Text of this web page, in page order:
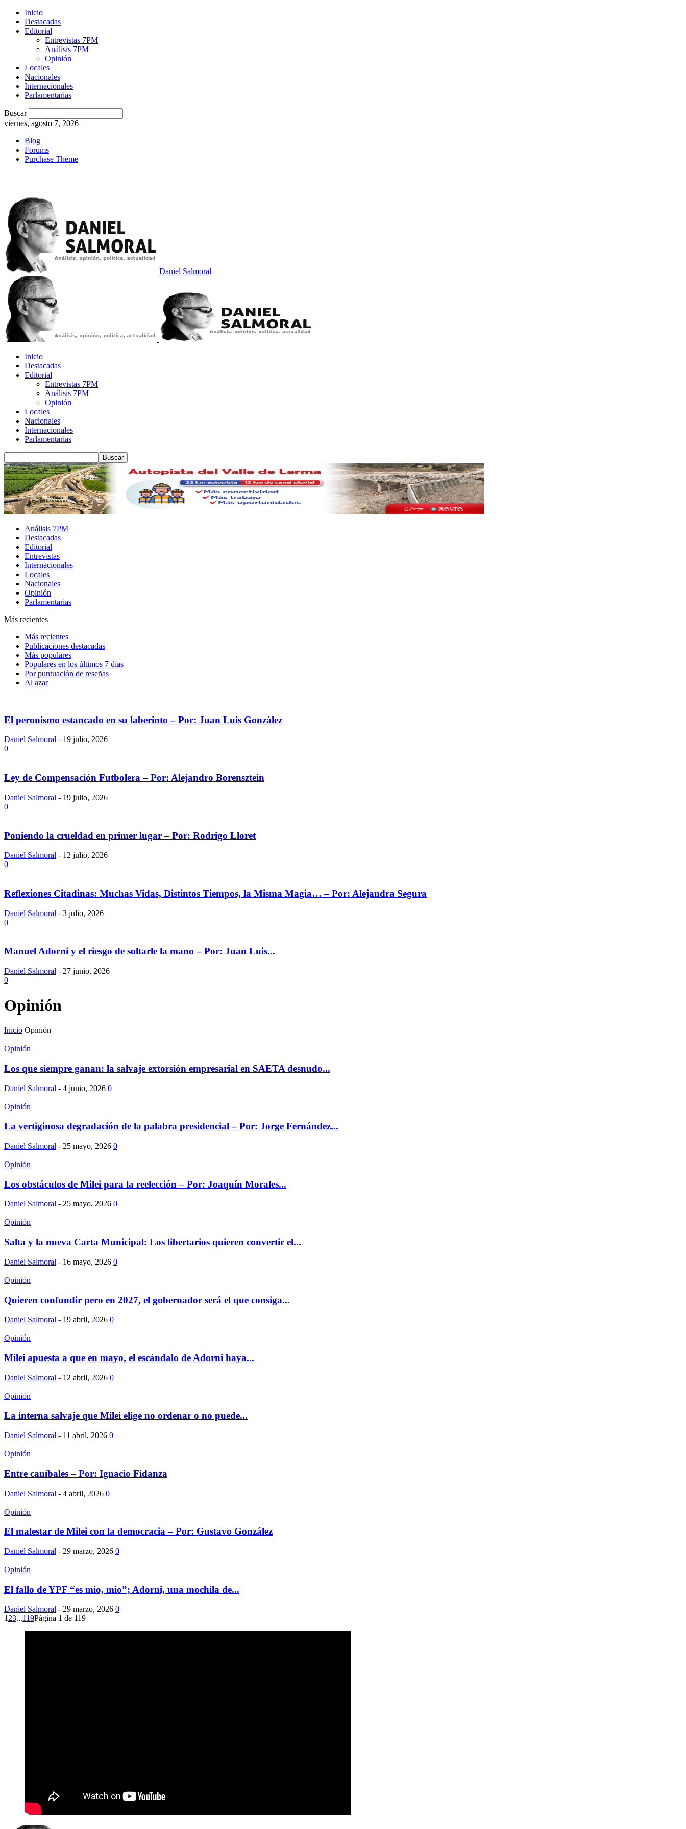
Inicio
Destacadas
Editorial
Entrevistas 7PM
Análisis 7PM
Opinión
Locales
Nacionales
Internacionales
Parlamentarias
Buscar
viernes, agosto 7, 2026
Blog
Forums
Purchase Theme
Daniel Salmoral
Inicio
Destacadas
Editorial
Entrevistas 7PM
Análisis 7PM
Opinión
Locales
Nacionales
Internacionales
Parlamentarias
Análisis 7PM
Destacadas
Editorial
Entrevistas
Internacionales
Locales
Nacionales
Opinión
Parlamentarias
Más recientes
Más recientes
Publicaciones destacadas
Más populares
Populares en los últimos 7 días
Por puntuación de reseñas
Al azar
El peronismo estancado en su laberinto – Por: Juan Luis González
Daniel Salmoral - 19 julio, 2026
0
Ley de Compensación Futbolera – Por: Alejandro Borensztein
Daniel Salmoral - 19 julio, 2026
0
Poniendo la crueldad en primer lugar – Por: Rodrigo Lloret
Daniel Salmoral - 12 julio, 2026
0
Reflexiones Citadinas: Muchas Vidas, Distintos Tiempos, la Misma Magia… – Por: Alejandra Segura
Daniel Salmoral - 3 julio, 2026
0
Manuel Adorni y el riesgo de soltarle la mano – Por: Juan Luis...
Daniel Salmoral - 27 junio, 2026
0
Opinión
Inicio Opinión
Opinión
Los que siempre ganan: la salvaje extorsión empresarial en SAETA desnudo...
Daniel Salmoral - 4 junio, 2026 0
Opinión
La vertiginosa degradación de la palabra presidencial – Por: Jorge Fernández...
Daniel Salmoral - 25 mayo, 2026 0
Opinión
Los obstáculos de Milei para la reelección – Por: Joaquín Morales...
Daniel Salmoral - 25 mayo, 2026 0
Opinión
Salta y la nueva Carta Municipal: Los libertarios quieren convertir el...
Daniel Salmoral - 16 mayo, 2026 0
Opinión
Quieren confundir pero en 2027, el gobernador será el que consiga...
Daniel Salmoral - 19 abril, 2026 0
Opinión
Milei apuesta a que en mayo, el escándalo de Adorni haya...
Daniel Salmoral - 12 abril, 2026 0
Opinión
La interna salvaje que Milei elige no ordenar o no puede...
Daniel Salmoral - 11 abril, 2026 0
Opinión
Entre caníbales – Por: Ignacio Fidanza
Daniel Salmoral - 4 abril, 2026 0
Opinión
El malestar de Milei con la democracia – Por: Gustavo González
Daniel Salmoral - 29 marzo, 2026 0
Opinión
El fallo de YPF “es mío, mío”; Adorni, una mochila de...
Daniel Salmoral - 29 marzo, 2026 0
123...119Página 1 de 119